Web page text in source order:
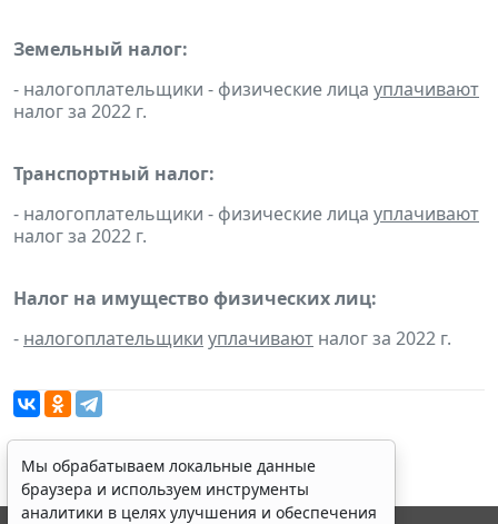
Земельный налог:
- налогоплательщики - физические лица уплачивают
налог за 2022 г.
Транспортный налог:
- налогоплательщики - физические лица уплачивают
налог за 2022 г.
Налог на имущество физических лиц:
- налогоплательщики уплачивают налог за 2022 г.
Мы обрабатываем локальные данные
браузера и используем инструменты
аналитики в целях улучшения и обеспечения